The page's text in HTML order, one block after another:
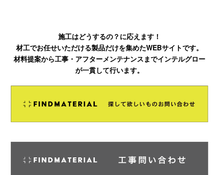
施工はどうするの？に応えます！
材工でお任せいただける製品だけを集めたWEBサイトです。
材料提案から工事・アフターメンテナンスまでインテルグロー
が一貫して行います。